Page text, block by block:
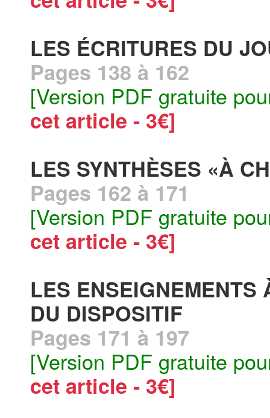
LES ÉCRITURES DU
Pages 138 à 162
[Version PDF gratuite
cet article - 3€]
LES SYNTHÈSES «À
Pages 162 à 171
[Version PDF gratuite
cet article - 3€]
LES ENSEIGNEMENTS
DU DISPOSITIF
Pages 171 à 197
[Version PDF gratuite
cet article - 3€]